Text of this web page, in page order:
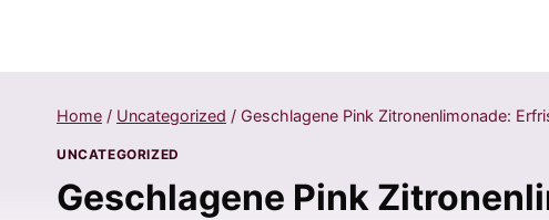
Home / Uncategorized / Geschlagene Pink Zitronenlimonade:
UNCATEGORIZED
Geschlagene Pink